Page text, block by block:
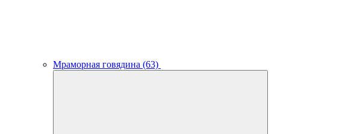
Мраморная говядина (63)